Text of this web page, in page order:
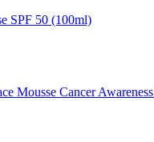
SPF 50 (100ml)
Mousse Cancer